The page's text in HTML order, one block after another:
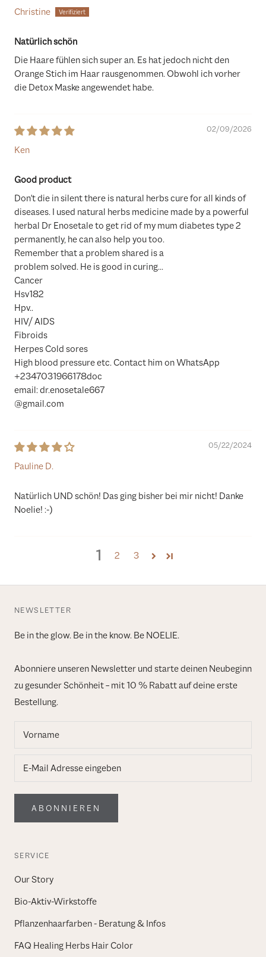
Christine
Natürlich schön
Die Haare fühlen sich super an. Es hat jedoch nicht den
Orange Stich im Haar rausgenommen. Obwohl ich vorher
die Detox Maske angewendet habe.
02/09/2026
Ken
Good product
Don't die in silent there is natural herbs cure for all kinds of
diseases. I used natural herbs medicine made by a powerful
herbal Dr Enosetale to get rid of my mum diabetes type 2
permanently, he can also help you too.
Remember that a problem shared is a
problem solved. He is good in curing...
Cancer
Hsv182
Hpv..
HIV/ AIDS
Fibroids
Herpes Cold sores
High blood pressure etc. Contact him on WhatsApp
+2347031966178doc
email: dr.enosetale667
@gmail.com
05/22/2024
Pauline D.
Natürlich UND schön! Das ging bisher bei mir nicht! Danke
Noelie! :-)
1 2 3
NEWSLETTER
Be in the glow. Be in the know. Be NOELIE.
Abonniere unseren Newsletter und starte deinen Neubeginn
zu gesunder Schönheit – mit 10 % Rabatt auf deine erste
Bestellung.
ABONNIEREN
SERVICE
Our Story
Bio-Aktiv-Wirkstoffe
Pflanzenhaarfarben - Beratung & Infos
FAQ Healing Herbs Hair Color